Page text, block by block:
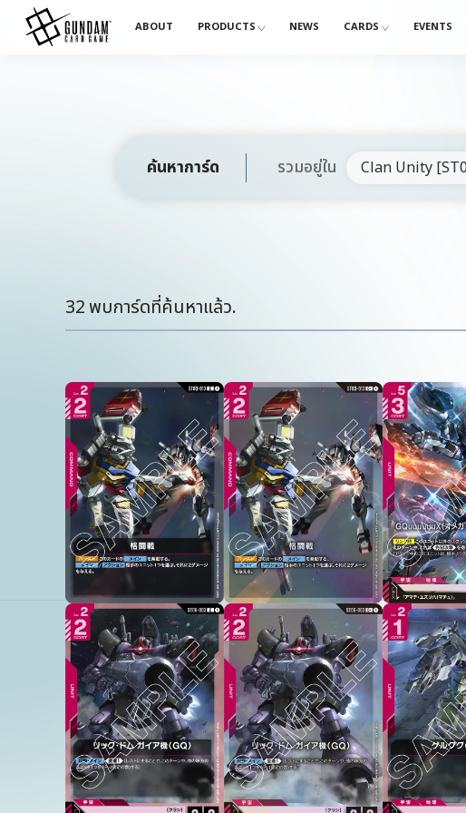
ABOUT PRODUCTS NEWS CARDS EVENTS
ค้นหาการ์ด รวมอยู่ใน Clan Unity
32 พบการ์ดที่ค้นหาแล้ว.